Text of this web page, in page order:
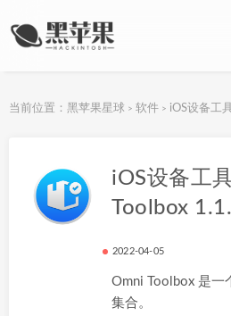
当前位置： 黑苹果星球 > 软件 > iOS设备工
iOS设备工
Toolbox
2022-04-05
Omni Toolbox 是一
集合。